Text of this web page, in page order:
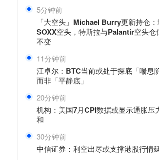
5分钟前
「大空头」Michael Burry更新持仓
SOXX空头，特斯拉与Palantir空头仓
不变
11分钟前
江卓尔：BTC当前或处于探底「喘息
而非「平静底」
20分钟前
机构：美国7月CPI数据或显示通胀压
和
30分钟前
中信证券：利空出尽或支撑港股行情